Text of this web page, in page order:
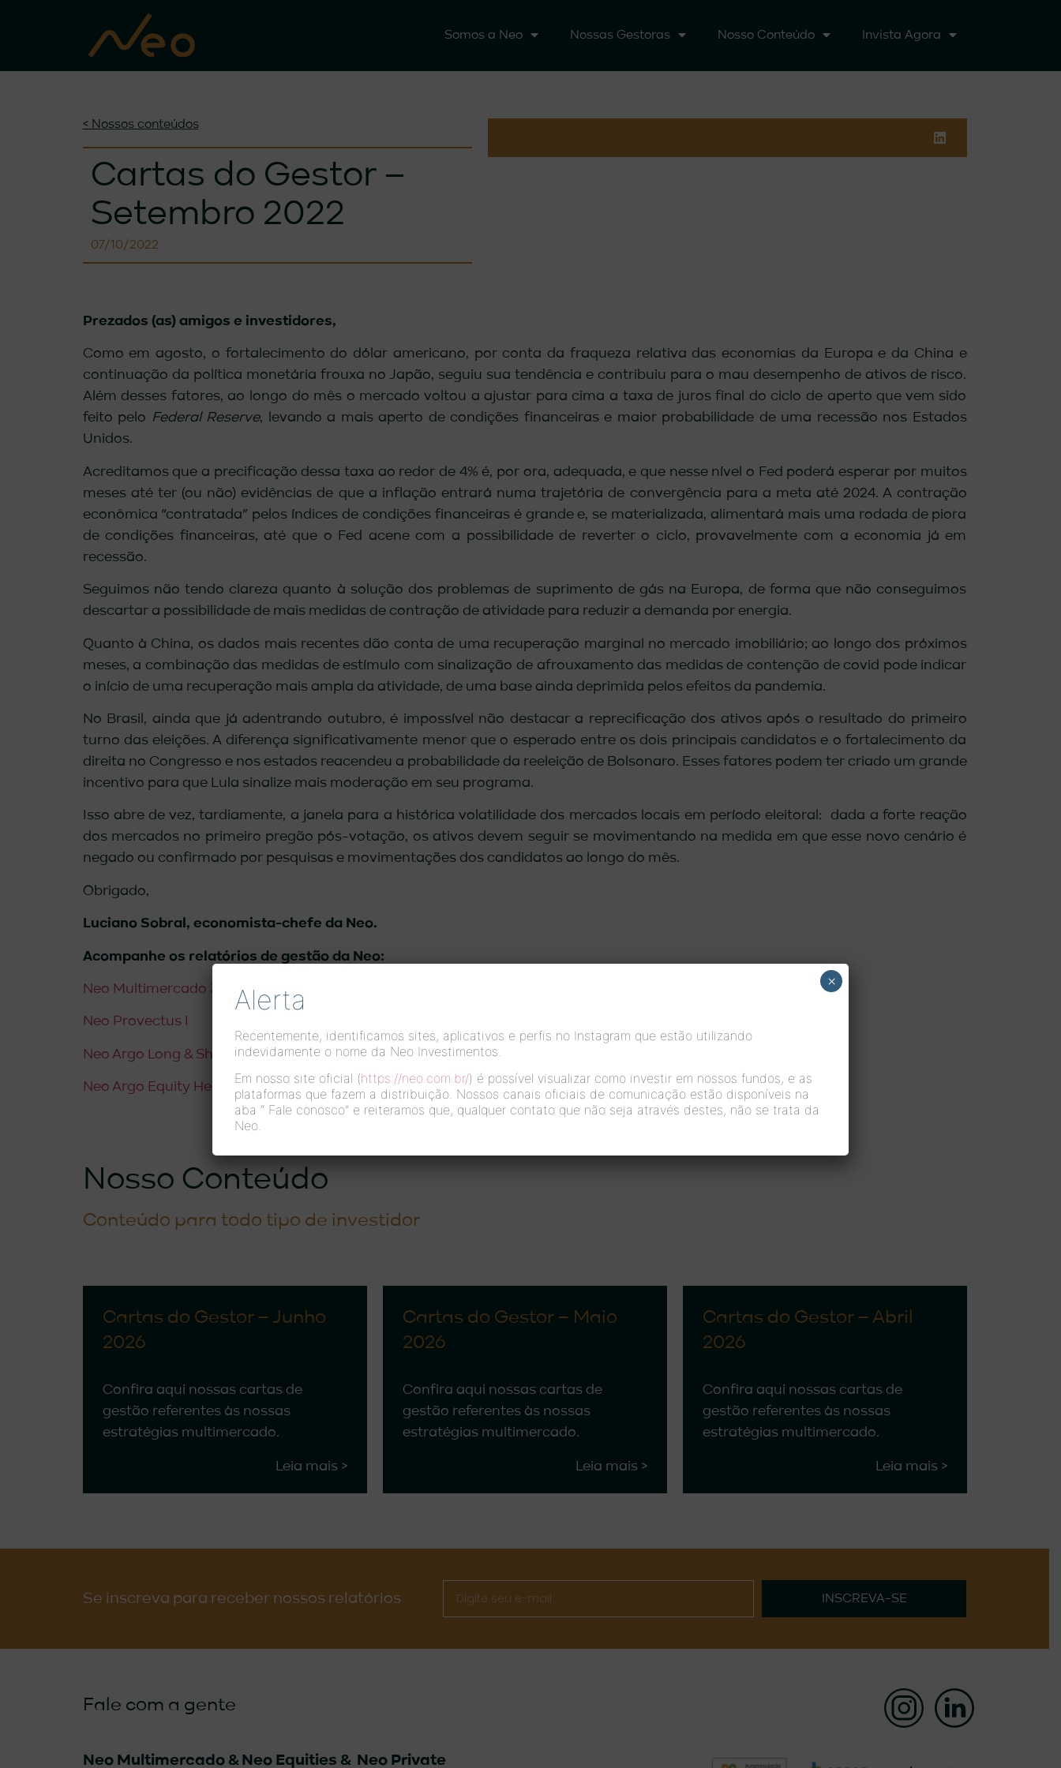
Somos a Neo Nossas Gestoras Nosso Conteúdo Invista Agora
< Nossos conteúdos
Cartas do Gestor –
Setembro 2022
07/10/2022
Prezados (as) amigos e investidores,
Como em agosto, o fortalecimento do dólar americano, por conta da fraqueza relativa das economias da Europa e da China e
continuação da política monetária frouxa no Japão, seguiu sua tendência e contribuiu para o mau desempenho de ativos de risco.
Além desses fatores, ao longo do mês o mercado voltou a ajustar para cima a taxa de juros final do ciclo de aperto que vem sido
feito pelo Federal Reserve, levando a mais aperto de condições financeiras e maior probabilidade de uma recessão nos Estados
Unidos.
Acreditamos que a precificação dessa taxa ao redor de 4% é, por ora, adequada, e que nesse nível o Fed poderá esperar por muitos
meses até ter (ou não) evidências de que a inflação entrará numa trajetória de convergência para a meta até 2024. A contração
econômica “contratada” pelos índices de condições financeiras é grande e, se materializada, alimentará mais uma rodada de piora
de condições financeiras, até que o Fed acene com a possibilidade de reverter o ciclo, provavelmente com a economia já em
recessão.
Seguimos não tendo clareza quanto à solução dos problemas de suprimento de gás na Europa, de forma que não conseguimos
descartar a possibilidade de mais medidas de contração de atividade para reduzir a demanda por energia.
Quanto à China, os dados mais recentes dão conta de uma recuperação marginal no mercado imobiliário; ao longo dos próximos
meses, a combinação das medidas de estímulo com sinalização de afrouxamento das medidas de contenção de covid pode indicar
o início de uma recuperação mais ampla da atividade, de uma base ainda deprimida pelos efeitos da pandemia.
No Brasil, ainda que já adentrando outubro, é impossível não destacar a reprecificação dos ativos após o resultado do primeiro
turno das eleições. A diferença significativamente menor que o esperado entre os dois principais candidatos e o fortalecimento da
direita no Congresso e nos estados reacendeu a probabilidade da reeleição de Bolsonaro. Esses fatores podem ter criado um grande
incentivo para que Lula sinalize mais moderação em seu programa.
Isso abre de vez, tardiamente, a janela para a histórica volatilidade dos mercados locais em período eleitoral: dada a forte reação
dos mercados no primeiro pregão pós-votação, os ativos devem seguir se movimentando na medida em que esse novo cenário é
negado ou confirmado por pesquisas e movimentações dos candidatos ao longo do mês.
Obrigado,
Luciano Sobral, economista-chefe da Neo.
Acompanhe os relatórios de gestão da Neo:
Neo Multimercado 30
Neo Provectus I
Neo Argo Long & Short
Neo Argo Equity Hedge
Nosso Conteúdo
Conteúdo para todo tipo de investidor
Cartas do Gestor – Junho
2026
Confira aqui nossas cartas de
gestão referentes às nossas
estratégias multimercado.
Leia mais >
Cartas do Gestor – Maio
2026
Confira aqui nossas cartas de
gestão referentes às nossas
estratégias multimercado.
Leia mais >
Cartas do Gestor – Abril
2026
Confira aqui nossas cartas de
gestão referentes às nossas
estratégias multimercado.
Leia mais >
Se inscreva para receber nossos relatórios INSCREVA-SE
Fale com a gente
Neo Multimercado & Neo Equities & Neo Private
Alerta
Recentemente, identificamos sites, aplicativos e perfis no Instagram que estão utilizando
indevidamente o nome da Neo Investimentos.
Em nosso site oficial (https://neo.com.br/) é possível visualizar como investir em nossos fundos, e as
plataformas que fazem a distribuição. Nossos canais oficiais de comunicação estão disponíveis na
aba “ Fale conosco” e reiteramos que, qualquer contato que não seja através destes, não se trata da
Neo.
×